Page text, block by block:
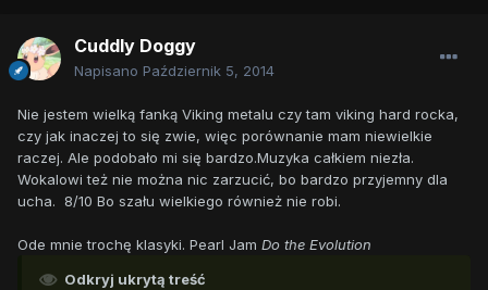
Cuddly Doggy
Napisano Październik 5, 2014
Nie jestem wielką fanką Viking metalu czy tam viking hard rocka,
czy jak inaczej to się zwie, więc porównanie mam niewielkie
raczej. Ale podobało mi się bardzo.Muzyka całkiem niezła.
Wokalowi też nie można nic zarzucić, bo bardzo przyjemny dla
ucha. 8/10 Bo szału wielkiego również nie robi.
Ode mnie trochę klasyki. Pearl Jam Do the Evolution
Odkryj ukrytą treść